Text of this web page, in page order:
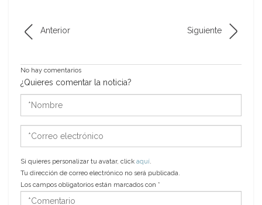
Anterior Siguiente
No hay comentarios
¿Quieres comentar la noticia?
*Nombre
*Correo
electrónico
Si quieres personalizar tu avatar, click aquí.
Tu dirección de correo electrónico no será publicada.
Los campos obligatorios están marcados con *
*Comentario